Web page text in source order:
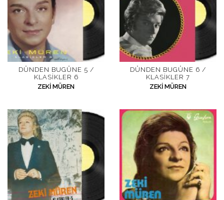
DÜNDEN BUGÜNE 5 /
KLASIKLER 6
ZEKI MÜREN
DÜNDEN BUGÜNE 6 /
KLASIKLER 7
ZEKI MÜREN